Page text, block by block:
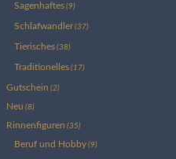
Sagenhaftes (9)
Schlafwandler (37)
Tierisches (38)
Traditionelles (17)
Gutschein (2)
Neu (8)
Rinnenfiguren (35)
Beruf und Hobby (9)